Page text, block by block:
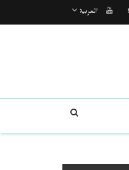
العربية